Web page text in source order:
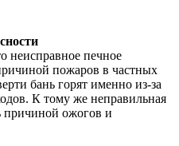
неисправное печное
пожаров в частных
бань горят именно из-за
К тому же неправильная
причиной ожогов и